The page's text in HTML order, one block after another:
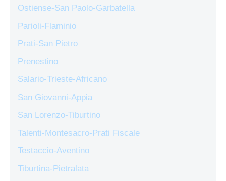
Ostiense-San Paolo-Garbatella
Parioli-Flaminio
Prati-San Pietro
Prenestino
Salario-Trieste-Africano
San Giovanni-Appia
San Lorenzo-Tiburtino
Talenti-Montesacro-Prati Fiscale
Testaccio-Aventino
Tiburtina-Pietralata